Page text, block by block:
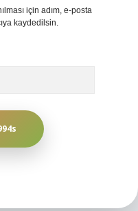
için adım, e-posta
kaydedilsin.